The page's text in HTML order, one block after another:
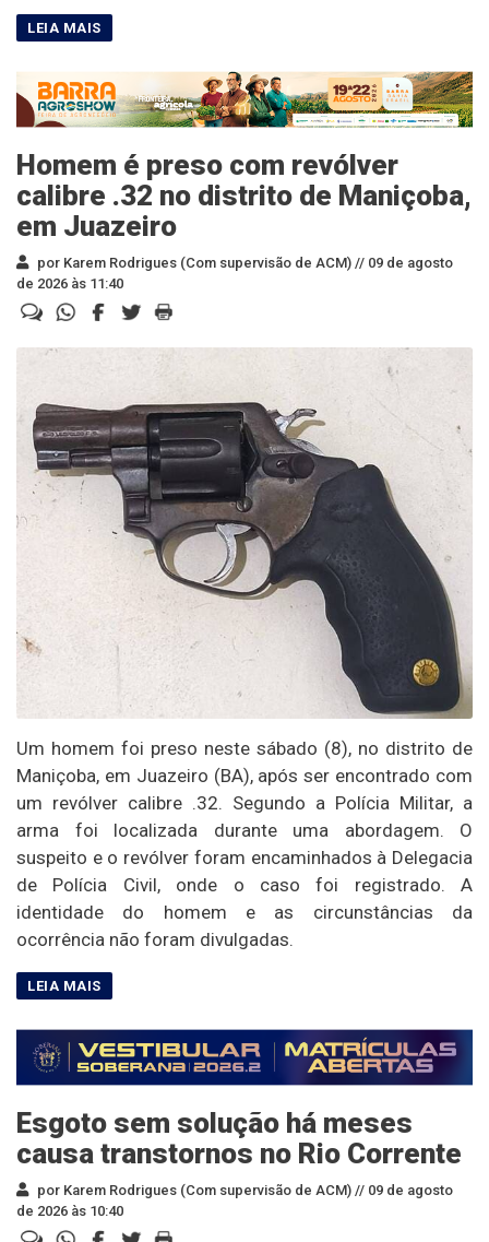
Homem é preso com revólver
calibre .32 no distrito de Maniçoba,
em Juazeiro
por Karem Rodrigues (Com supervisão de ACM) // 09 de agosto
de 2026 às 11:40
Um homem foi preso neste sábado (8), no distrito de
Maniçoba, em Juazeiro (BA), após ser encontrado com
um revólver calibre .32. Segundo a Polícia Militar, a
arma foi localizada durante uma abordagem. O
suspeito e o revólver foram encaminhados à Delegacia
de Polícia Civil, onde o caso foi registrado. A
identidade do homem e as circunstâncias da
ocorrência não foram divulgadas.
Esgoto sem solução há meses
causa transtornos no Rio Corrente
por Karem Rodrigues (Com supervisão de ACM) // 09 de agosto
de 2026 às 10:40